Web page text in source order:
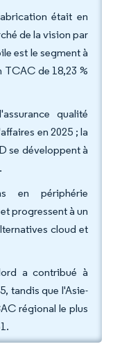
était en
de la vision par
est le segment à
TCAC de 18,23 %
qualité
en 2025 ; la
se développent à
en périphérie
progressent à un
cloud et
a contribué à
tandis que l'Asie-
régional le plus